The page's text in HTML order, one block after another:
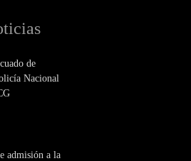
de
Nacional
admisión a la